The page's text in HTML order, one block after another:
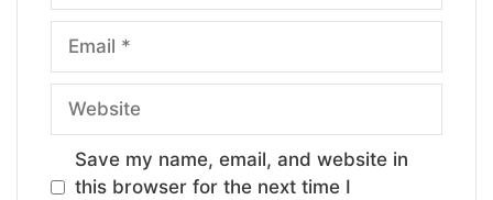
Email
Website
Save my name, email, and website in
this browser for the next time I